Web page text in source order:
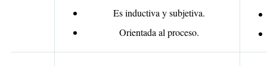
Es inductiva y subjetiva.
Orientada al proceso.